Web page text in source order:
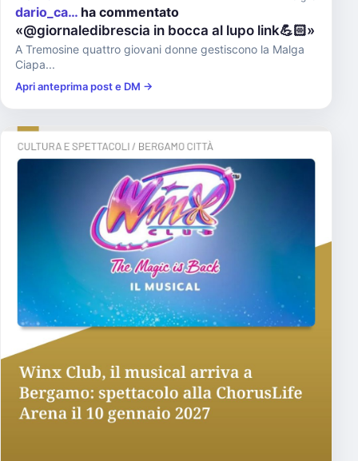
dario_ca… ha commentato
«@giornaledibrescia in bocca al lupo link💪🏻»
A Tremosine quattro giovani donne gestiscono la Malga
Ciapa...
Apri anteprima post e DM →